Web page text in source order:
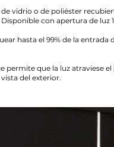
vidrio o de poliéster
con apertura de luz
hasta el 99% de la entrada
que la luz atraviese
del exterior.